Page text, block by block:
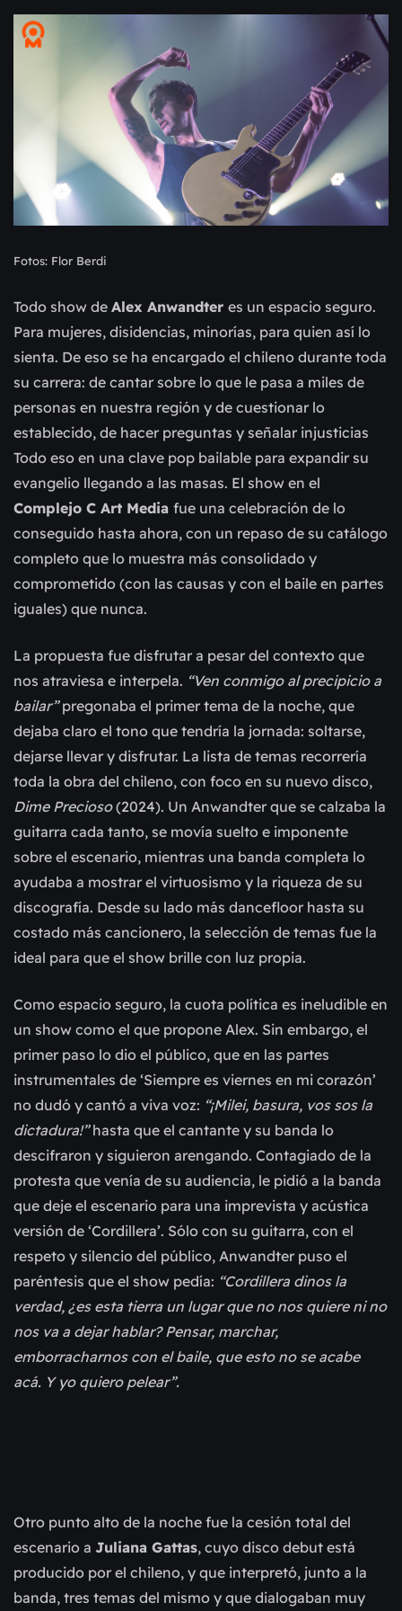
Fotos: Flor Berdi
Todo show de Alex Anwandter es un espacio seguro.
Para mujeres, disidencias, minorías, para quien así lo
sienta. De eso se ha encargado el chileno durante toda
su carrera: de cantar sobre lo que le pasa a miles de
personas en nuestra región y de cuestionar lo
establecido, de hacer preguntas y señalar injusticias
Todo eso en una clave pop bailable para expandir su
evangelio llegando a las masas. El show en el
Complejo C Art Media fue una celebración de lo
conseguido hasta ahora, con un repaso de su catálogo
completo que lo muestra más consolidado y
comprometido (con las causas y con el baile en partes
iguales) que nunca.
La propuesta fue disfrutar a pesar del contexto que
nos atraviesa e interpela. “Ven conmigo al precipicio a
bailar”pregonaba el primer tema de la noche, que
dejaba claro el tono que tendría la jornada: soltarse,
dejarse llevar y disfrutar. La lista de temas recorrería
toda la obra del chileno, con foco en su nuevo disco,
Dime Precioso(2024). Un Anwandter que se calzaba la
guitarra cada tanto, se movía suelto e imponente
sobre el escenario, mientras una banda completa lo
ayudaba a mostrar el virtuosismo y la riqueza de su
discografía. Desde su lado más dancefloor hasta su
costado más cancionero, la selección de temas fue la
ideal para que el show brille con luz propia.
Como espacio seguro, la cuota política es ineludible en
un show como el que propone Alex. Sin embargo, el
primer paso lo dio el público, que en las partes
instrumentales de ‘Siempre es viernes en mi corazón’
no dudó y cantó a viva voz: “¡Milei, basura, vos sos la
dictadura!”hasta que el cantante y su banda lo
descifraron y siguieron arengando. Contagiado de la
protesta que venía de su audiencia, le pidió a la banda
que deje el escenario para una imprevista y acústica
versión de ‘Cordillera’. Sólo con su guitarra, con el
respeto y silencio del público, Anwandter puso el
paréntesis que el show pedía: “Cordillera dinos la
verdad, ¿es esta tierra un lugar que no nos quiere ni no
nos va a dejar hablar? Pensar, marchar,
emborracharnos con el baile, que esto no se acabe
acá. Y yo quiero pelear”.
Otro punto alto de la noche fue la cesión total del
escenario a Juliana Gattas, cuyo disco debut está
producido por el chileno, y que interpretó, junto a la
banda, tres temas del mismo y que dialogaban muy